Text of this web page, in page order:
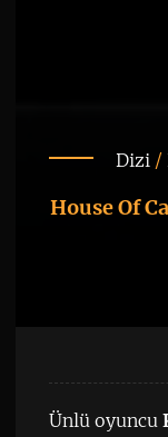
Dizi /
House Of
Ünlü oyuncu